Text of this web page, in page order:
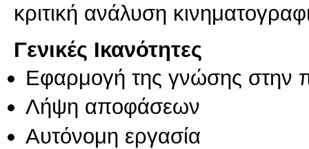
κριτική ανάλυση
Γενικές Ικανότητες
Εφαρμογή της γνώσης στην
Λήψη αποφάσεων
Αυτόνομη εργασία